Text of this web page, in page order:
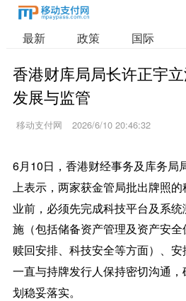
最新 政策 国际
香港财库局局长许正宇
发展与监管
移动支付网 2026/6/10 20:46:32
6月10日，香港财经事务及库务局
上表示， 两家获金管局批出牌照
业前，必须先完成科技平台及系
施（包括储备资产管理及资产安全
赎回安排、科技安全等方面）、
一直与持牌发行人保持密切沟通
划稳妥落实。